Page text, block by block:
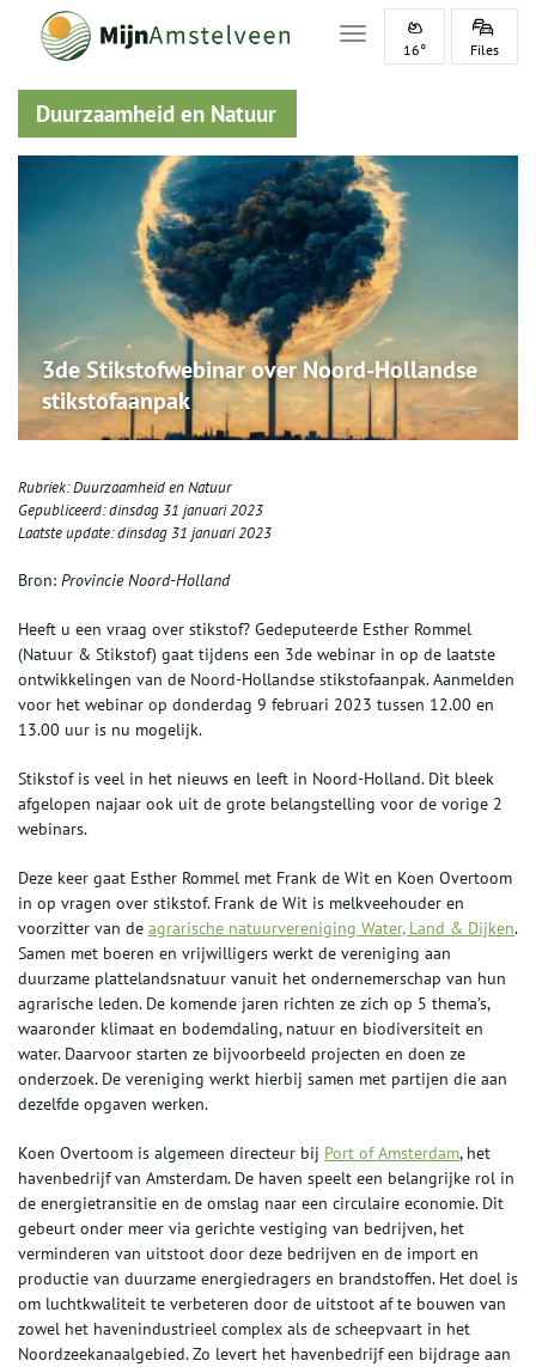
Toggle navigation
16° Files
Duurzaamheid en Natuur
3de Stikstofwebinar over Noord-Hollandse
stikstofaanpak
Rubriek:Duurzaamheid en Natuur
Gepubliceerd:dinsdag 31 januari 2023
Laatste update:dinsdag 31 januari 2023
Bron: Provincie Noord-Holland
Heeft u een vraag over stikstof? Gedeputeerde Esther Rommel
(Natuur & Stikstof) gaat tijdens een 3de webinar in op de laatste
ontwikkelingen van de Noord-Hollandse stikstofaanpak. Aanmelden
voor het webinar op donderdag 9 februari 2023 tussen 12.00 en
13.00 uur is nu mogelijk.
Stikstof is veel in het nieuws en leeft in Noord-Holland. Dit bleek
afgelopen najaar ook uit de grote belangstelling voor de vorige 2
webinars.
Deze keer gaat Esther Rommel met Frank de Wit en Koen Overtoom
in op vragen over stikstof. Frank de Wit is melkveehouder en
voorzitter van de agrarische natuurvereniging Water, Land & Dijken.
Samen met boeren en vrijwilligers werkt de vereniging aan
duurzame plattelandsnatuur vanuit het ondernemerschap van hun
agrarische leden. De komende jaren richten ze zich op 5 thema’s,
waaronder klimaat en bodemdaling, natuur en biodiversiteit en
water. Daarvoor starten ze bijvoorbeeld projecten en doen ze
onderzoek. De vereniging werkt hierbij samen met partijen die aan
dezelfde opgaven werken.
Koen Overtoom is algemeen directeur bij Port of Amsterdam, het
havenbedrijf van Amsterdam. De haven speelt een belangrijke rol in
de energietransitie en de omslag naar een circulaire economie. Dit
gebeurt onder meer via gerichte vestiging van bedrijven, het
verminderen van uitstoot door deze bedrijven en de import en
productie van duurzame energiedragers en brandstoffen. Het doel is
om luchtkwaliteit te verbeteren door de uitstoot af te bouwen van
zowel het havenindustrieel complex als de scheepvaart in het
Noordzeekanaalgebied. Zo levert het havenbedrijf een bijdrage aan